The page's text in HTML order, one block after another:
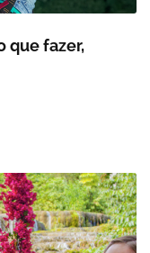
que fazer,